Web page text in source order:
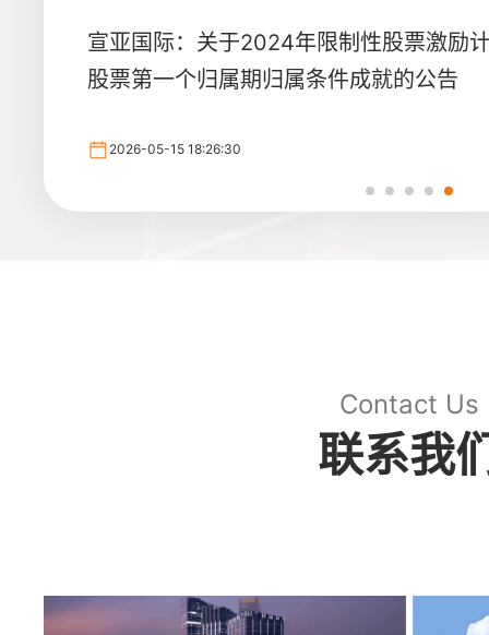
宣亚国际：关于2024年限制性股票激励
股票第一个
宣亚国际
宣亚国际：关于2024年限制性股票激励
股票第一个解除限售期解除限售
宣亚国际：关于2024年限制性股票激励
股票第一个归属
宣亚国际：北京市嘉源律师事务所关于
宣亚国际：关于2024年限制性股票激励
股票第一个归属期归属条件成就的公告
2026-05-15 18:26:30
宣亚国际
Contact Us
联系我